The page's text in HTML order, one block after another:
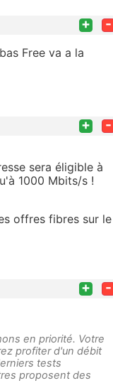
+ -
Free va a la
+ -
sera éligible à
1000 Mbits/s !
offres fibres sur le
+ -
en priorité. Votre
profiter d'un débit
tests
proposent des